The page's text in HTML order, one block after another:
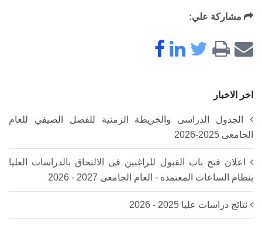
مشاركة علي:
اخر الاخبار
الجدول الدراسى والخريطة الزمنية للفصل الصيفي للعام
الجامعى 2025-2026‎
اعلان فتح باب القبول للراغبين فى الالتحاق بالدراسات العليا
بنظام الساعات المعتمده - العام الجامعى 2027 - 2026
نتائج دراسات عليا 2025 - 2026